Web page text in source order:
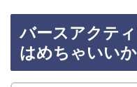
バースアクテ
はめちゃいい